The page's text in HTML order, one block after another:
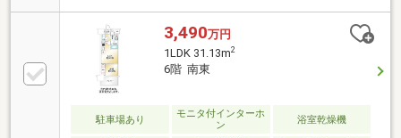
だけます。《室内の特徴》・13階部分南東向きのた
め、陽当たり良好です。・廊下が少ない設計のため、
無駄のない間取りになっています。・バルコニー側前
面からは住吉神社を眺めることができます。《共用部
分》・株式会社 東急コミュニティーの日勤管理です。
インターネット使用料880円、顔認証システム使用料
356円、ケーブルテレビ使用料55円住戸数:112戸
3,490万円
1LDK 31.13m2
6階 南東
駐車場あり
モニタ付インターホ
ン
浴室乾燥機